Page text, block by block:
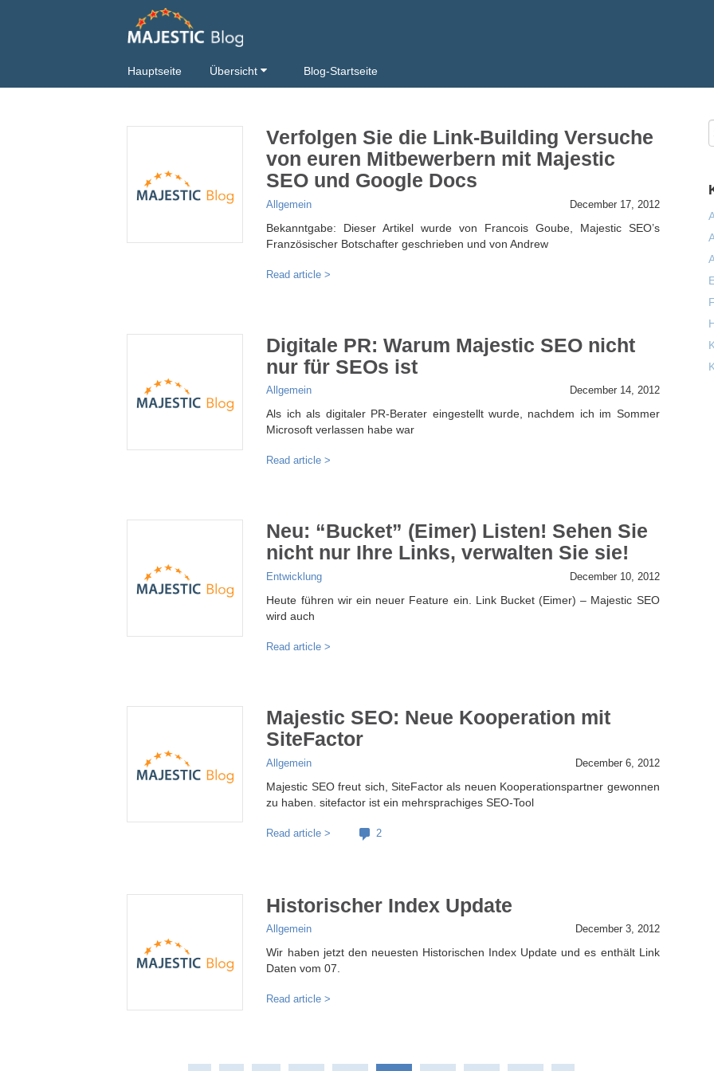
Hauptseite Übersicht Blog-Startseite
Verfolgen Sie die Link-Building Versuche
von euren Mitbewerbern mit Majestic
SEO und Google Docs
Allgemein December 17, 2012
Bekanntgabe: Dieser Artikel wurde von Francois Goube, Majestic SEO’s
Französischer Botschafter geschrieben und von Andrew
Read article >
Digitale PR: Warum Majestic SEO nicht
nur für SEOs ist
Allgemein December 14, 2012
Als ich als digitaler PR-Berater eingestellt wurde, nachdem ich im Sommer
Microsoft verlassen habe war
Read article >
Neu: “Bucket” (Eimer) Listen! Sehen Sie
nicht nur Ihre Links, verwalten Sie sie!
Entwicklung December 10, 2012
Heute führen wir ein neuer Feature ein. Link Bucket (Eimer) – Majestic SEO
wird auch
Read article >
Majestic SEO: Neue Kooperation mit
SiteFactor
Allgemein December 6, 2012
Majestic SEO freut sich, SiteFactor als neuen Kooperationspartner gewonnen
zu haben. sitefactor ist ein mehrsprachiges SEO-Tool
Read article > 2
Historischer Index Update
Allgemein December 3, 2012
Wir haben jetzt den neuesten Historischen Index Update und es enthält Link
Daten vom 07.
Read article >